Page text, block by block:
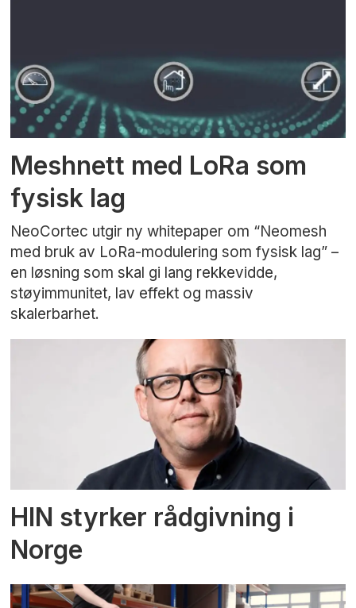
Meshnett med LoRa som
fysisk lag
NeoCortec utgir ny whitepaper om “Neomesh
med bruk av LoRa-modulering som fysisk lag” –
en løsning som skal gi lang rekkevidde,
støyimmunitet, lav effekt og massiv
skalerbarhet.
HIN styrker rådgivning i
Norge